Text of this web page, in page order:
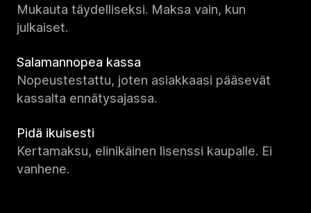
Mukauta täydelliseksi. Maksa vain, kun
julkaiset.
Salamannopea kassa
Nopeustestattu, joten asiakkaasi pääsevät
kassalta ennätysajassa.
Pidä ikuisesti
Kertamaksu, elinikäinen lisenssi kaupalle. Ei
vanhene.